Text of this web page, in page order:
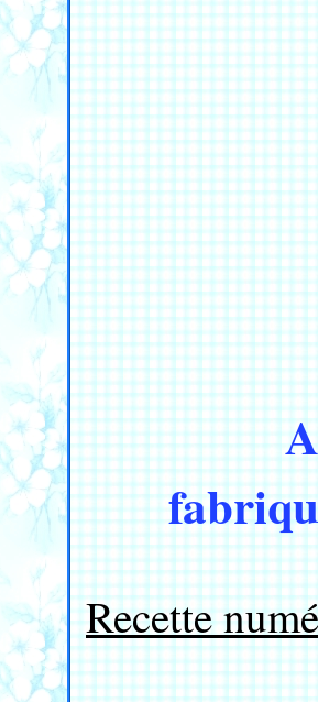
Recette